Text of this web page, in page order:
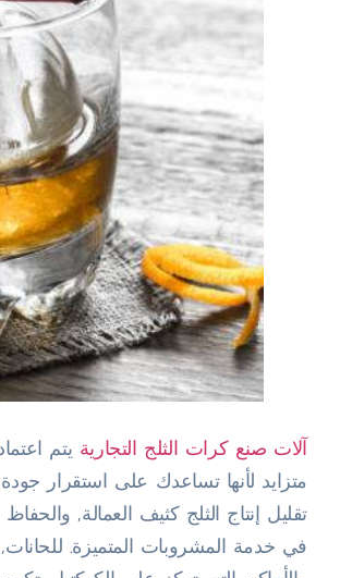
آلات صنع كرات الثلج التجارية يتم
متزايد لأنها تساعدك على استقرار
تقليل إنتاج الثلج كثيف العمالة,
في خدمة المشروبات المتميزة. للحانات,